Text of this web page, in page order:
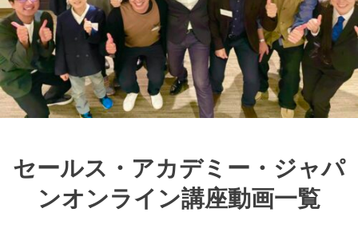
セールス・アカデミー・ジャパ
ンオンライン講座動画一覧